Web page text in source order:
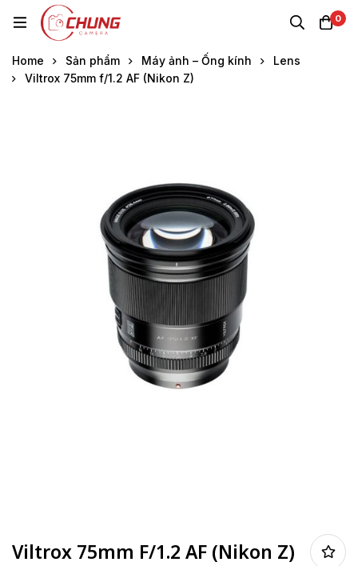
0
Home Sản phẩm Máy ảnh – Ống kính
Lens
Viltrox 75mm f/1.2 AF (Nikon Z)
Viltrox 75mm F/1.2 AF (Nikon Z)